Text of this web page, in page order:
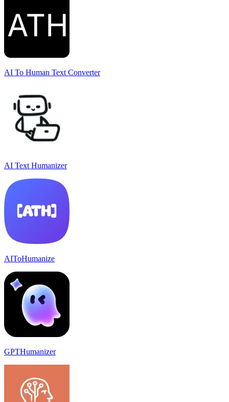
AI To Human Text Converter
AI Text Humanizer
AIToHumanize
GPTHumanizer